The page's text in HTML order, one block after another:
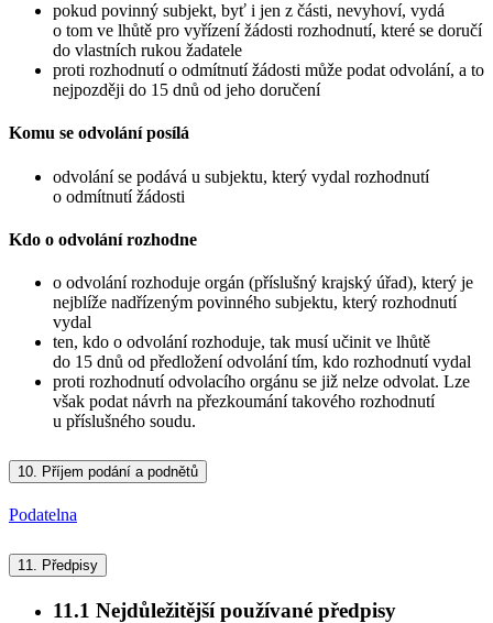
pokud povinný subjekt, byť i jen z části, nevyhoví, vydá
o tom ve lhůtě pro vyřízení žádosti rozhodnutí, které se doručí
do vlastních rukou žadatele
proti rozhodnutí o odmítnutí žádosti může podat odvolání, a to
nejpozději do 15 dnů od jeho doručení
Komu se odvolání posílá
odvolání se podává u subjektu, který vydal rozhodnutí
o odmítnutí žádosti
Kdo o odvolání rozhodne
o odvolání rozhoduje orgán (příslušný krajský úřad), který je
nejblíže nadřízeným povinného subjektu, který rozhodnutí
vydal
ten, kdo o odvolání rozhoduje, tak musí učinit ve lhůtě
do 15 dnů od předložení odvolání tím, kdo rozhodnutí vydal
proti rozhodnutí odvolacího orgánu se již nelze odvolat. Lze
však podat návrh na přezkoumání takového rozhodnutí
u příslušného soudu.
10. Příjem podání a podnětů
Podatelna
11. Předpisy
11.1 Nejdůležitější používané předpisy